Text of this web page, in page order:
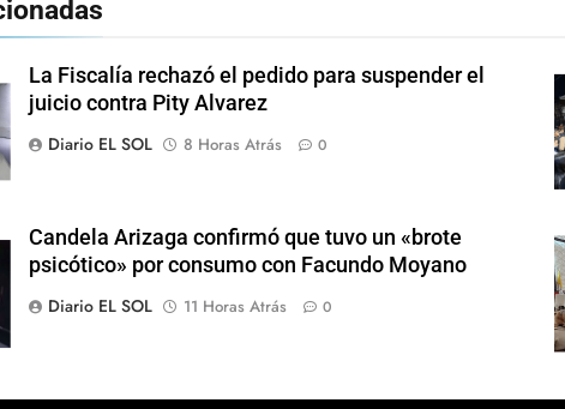
La Fiscalía rechazó el pedido para suspender el
juicio contra Pity Alvarez
Diario EL SOL
8 Horas Atrás 0
Candela Arizaga confirmó que tuvo un «brote
psicótico» por consumo con Facundo Moyano
Diario EL SOL
11 Horas Atrás 0